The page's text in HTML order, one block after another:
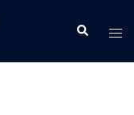
Search